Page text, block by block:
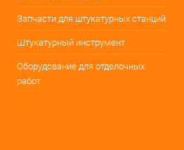
Запчасти для штукатурных станций
Штукатурный инструмент
Оборудование для отделочных
работ